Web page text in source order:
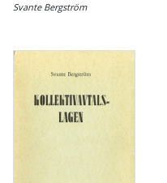
Svante Bergström